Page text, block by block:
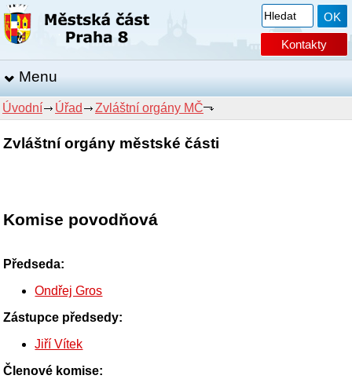
Kontakty
Menu
Úvodní Úřad Zvláštní orgány MČ
Zvláštní orgány městské části
Komise povodňová
Předseda:
Ondřej Gros
Zástupce předsedy:
Jiří Vítek
Členové komise: